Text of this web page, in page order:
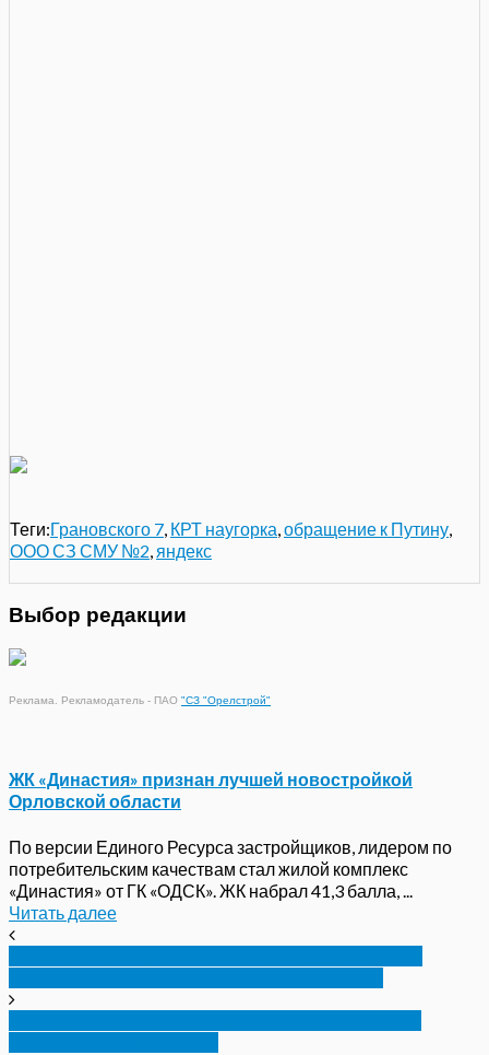
Теги:Грановского 7 КРТ наугорка обращение к Путину
ООО СЗ СМУ №2 яндекс
Выбор редакции
Реклама. Рекламодатель - ПАО "СЗ "Орелстрой"
ЖК «Династия» признан лучшей новостройкой
Орловской области
По версии Единого Ресурса застройщиков, лидером по
потребительским качествам стал жилой комплекс
«Династия» от ГК «ОДСК». ЖК набрал 41,3 балла, ...
Читать далее